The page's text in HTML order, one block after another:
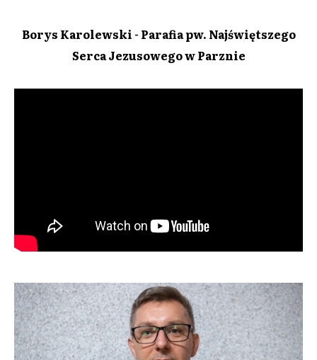
Borys Karolewski - Parafia pw. Najświętszego
Serca Jezusowego w Parznie